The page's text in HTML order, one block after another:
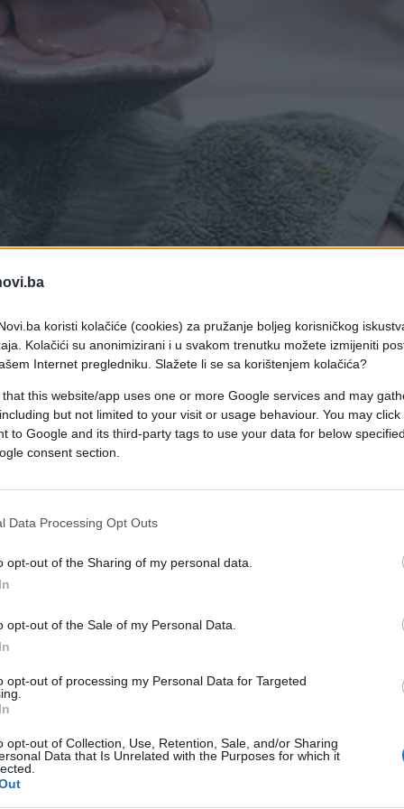
koristi kolačiće (cookies) za pružanje boljeg korisničkog
Kolačići su anonimizirani i u svakom trenutku možete izmijeniti
Internet pregledniku. Slažete li se sa korištenjem kolačića?
that this website/app uses one or more Google services and may
but not limited to your visit or usage behaviour. You may
to Google and its third-party tags to use your data for below
consent section.
Data Processing Opt Outs
opt-out of the Sharing of my personal data.
opt-out of the Sale of my Personal Data.
opt-out of processing my Personal Data for Targeted
opt-out of Collection, Use, Retention, Sale, and/or Sharing
Data that Is Unrelated with the Purposes for which it
Bojao se pa je cijelo vrijeme bježao od njih i
mrežu kako bi ga lakše uhvatili i izvukli
prebacili u sklonište za divlje životinje.
osvježavajuće tuširanje. Kasnije je
cijeli dan. Najdraži dio dana joj je ipak kad
popije do posljednje kapljice. Njen novi dom joj